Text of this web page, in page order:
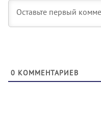
0 КОММЕНТАРИЕВ